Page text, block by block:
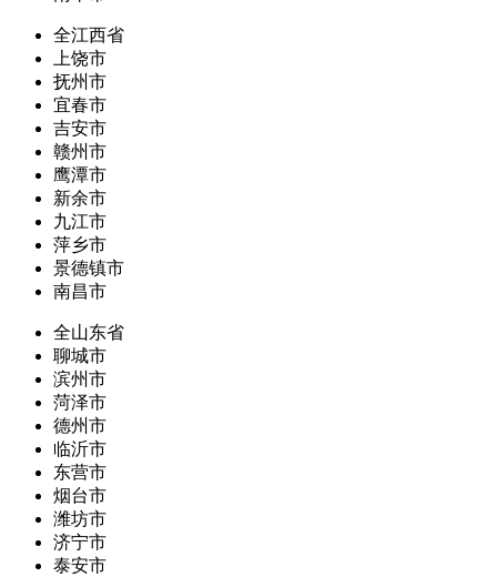
全江西省
上饶市
抚州市
宜春市
吉安市
赣州市
鹰潭市
新余市
九江市
萍乡市
景德镇市
南昌市
全山东省
聊城市
滨州市
菏泽市
德州市
临沂市
东营市
烟台市
潍坊市
济宁市
泰安市